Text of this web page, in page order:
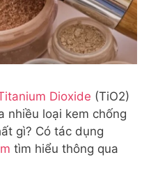
Dioxide (TiO2)
nhiều loại kem chống
gì? Có tác dụng
tìm hiểu thông qua